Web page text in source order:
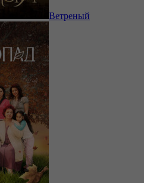
Ветреный